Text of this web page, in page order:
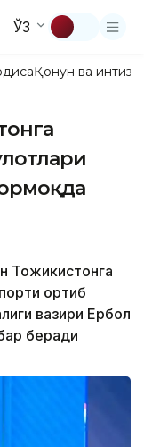
ЎЗ
Қонун ва
Тожикистонга
ортиб
вазири Ербол
беради